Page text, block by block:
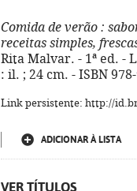
Comida de verão :
receitas simples,
Rita Malvar. - 1ª ed. -
: il. ; 24 cm. - ISBN
Link persistente: http://
ADICIONAR À LISTA
VER TÍTULOS